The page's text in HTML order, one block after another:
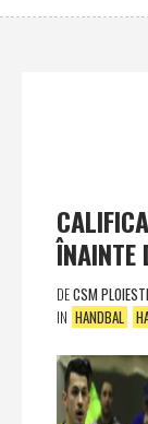
ÎNAINTE
DECSM PLOIESTI
IN HANDBAL